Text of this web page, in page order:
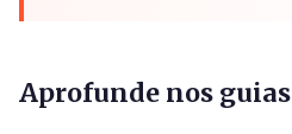
Aprofunde nos guias